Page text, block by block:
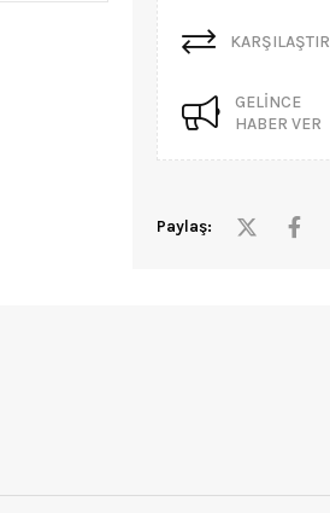
KARŞILAŞTIR
GELINCE
HABER VER
Paylaş: